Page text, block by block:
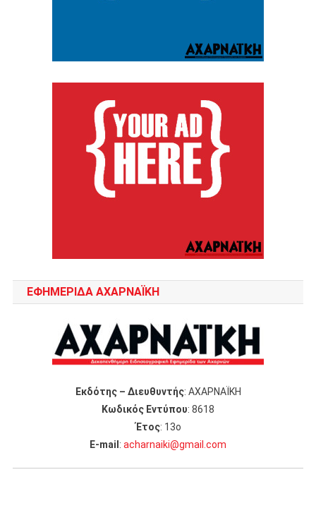
ΕΦΗΜΕΡΙΔΑ ΑΧΑΡΝΑΪΚΗ
Εκδότης – Διευθυντής: ΑΧΑΡΝΑΪΚΗ
Κωδικός Εντύπου: 8618
Έτος: 13ο
Ε-mail : acharnaiki@gmail.com